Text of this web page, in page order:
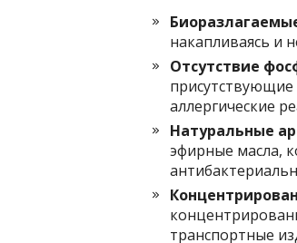
накапливаясь и
Отсутствие
аллергические
Натуральные
эфирные масла,
транспортные